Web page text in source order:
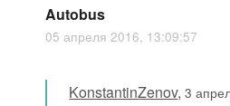
Autobus
05 апреля 2016, 13:09:57
KonstantinZenov,3